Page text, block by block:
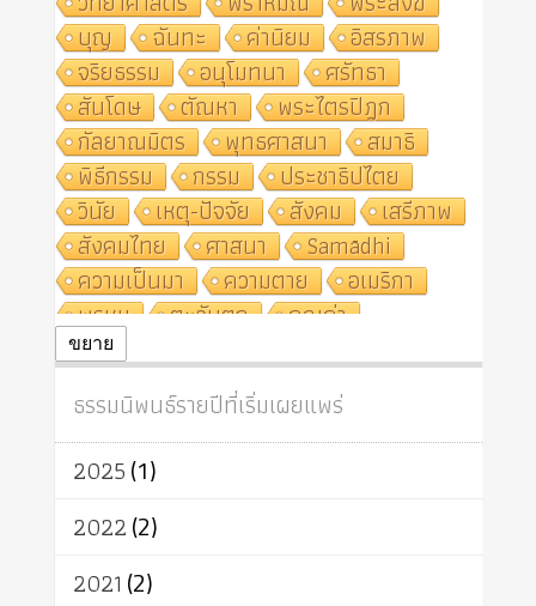
บุญ
ฉันทะ ค่านิยม
อิสรภาพ
จริยธรรม
อนุโมทนา
ศรัทธา
สันโดษ
ตัณหา
พระไตรปิฎก
กัลยาณมิตร
พุทธศาสนา
สมาธิ
พิธีกรรม
กรรม
ประชาธิปไตย
วินัย
เหตุ-ปัจจัย สังคม
เสรีภาพ
สังคมไทย
ศาสนา
Samādhi
ความเป็นมา
ความตาย
อเมริกา
พรหม
ตะวันตก
คุณค่า
ปฏิจจสมุปบาท
ศาสนาประจำชาติ
อินเดีย
ผู้บริโภค
ธรรมาธิปไตย
จักร
การแยกรัฐกับศาสนา
ธรรมชาติ
เทคโนโลยี
สิทธิ
พุทธบริษัท
อัตถะ
ขยาย
ธรรมนิพนธ์รายปีที่เริ่มเผยแพร่
2025(1)
2022(2)
2021 (2)